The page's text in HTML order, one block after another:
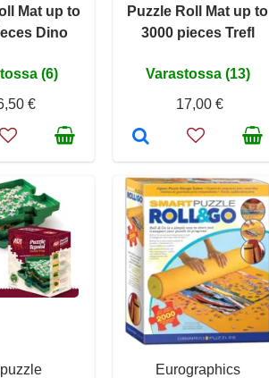
Mat up to
Dino
(6)
€
Puzzle Roll Mat up to
3000 pieces Trefl
Varastossa (13)
17,00 €
Eurographics